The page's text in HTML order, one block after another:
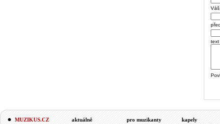
text
MUZIKUS.CZ
aktuálně
pro muzikanty
kapely